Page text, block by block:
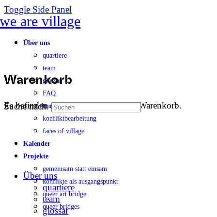
Toggle Side Panel
Über uns
quartiere
team
glossar
FAQ
transparenz
konfliktbearbeitung
faces of village
Kalender
Projekte
gemeinsam statt einsam
konflikte als ausgangspunkt
queer art bridge
queer bridges
Warenkorb
Es befinden sich keine Produkte im Warenkorb.
Suche nach:
Über uns
quartiere
team
glossar